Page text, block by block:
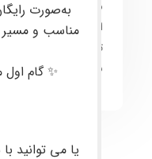
معاملاتبه صورت
اصلی،ارتقای مهارت
توانمندسازی آن‌ها برای
بازارهای مالی است.
به‌صورت
مناسب و مسیر
✨ گام
یا می توانید